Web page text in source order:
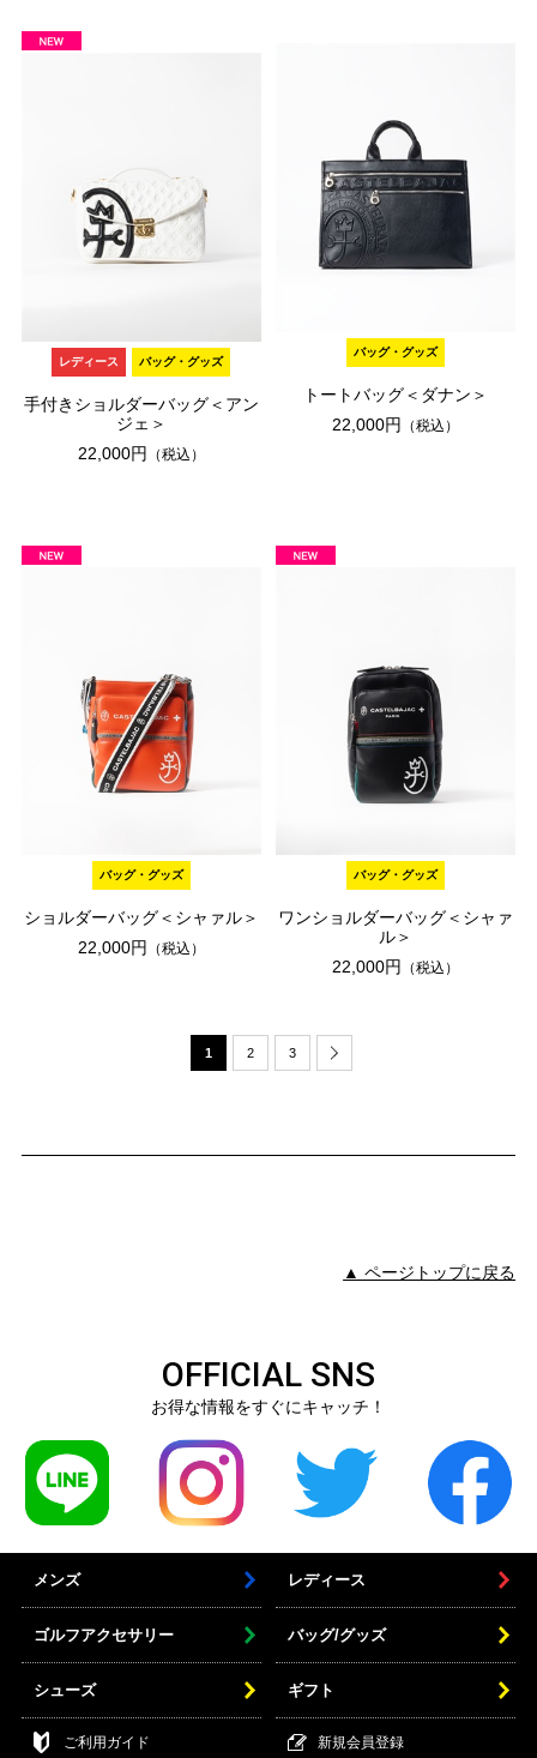
レディース バッグ・グッズ
手付きショルダーバッグ＜アン
ジェ＞
22,000円
（税込）
バッグ・グッズ
トートバッグ＜ダナン＞
22,000円
（税込）
バッグ・グッズ
ショルダーバッグ＜シャァル＞
22,000円
（税込）
バッグ・グッズ
ワンショルダーバッグ＜シャァ
ル＞
22,000円
（税込）
1 2 3
▲ ページトップに戻る
OFFICIAL SNS
お得な情報をすぐにキャッチ！
メンズ レディース
ゴルフアクセサリー バッグ/グッズ
シューズ ギフト
ご利用ガイド 新規会員登録